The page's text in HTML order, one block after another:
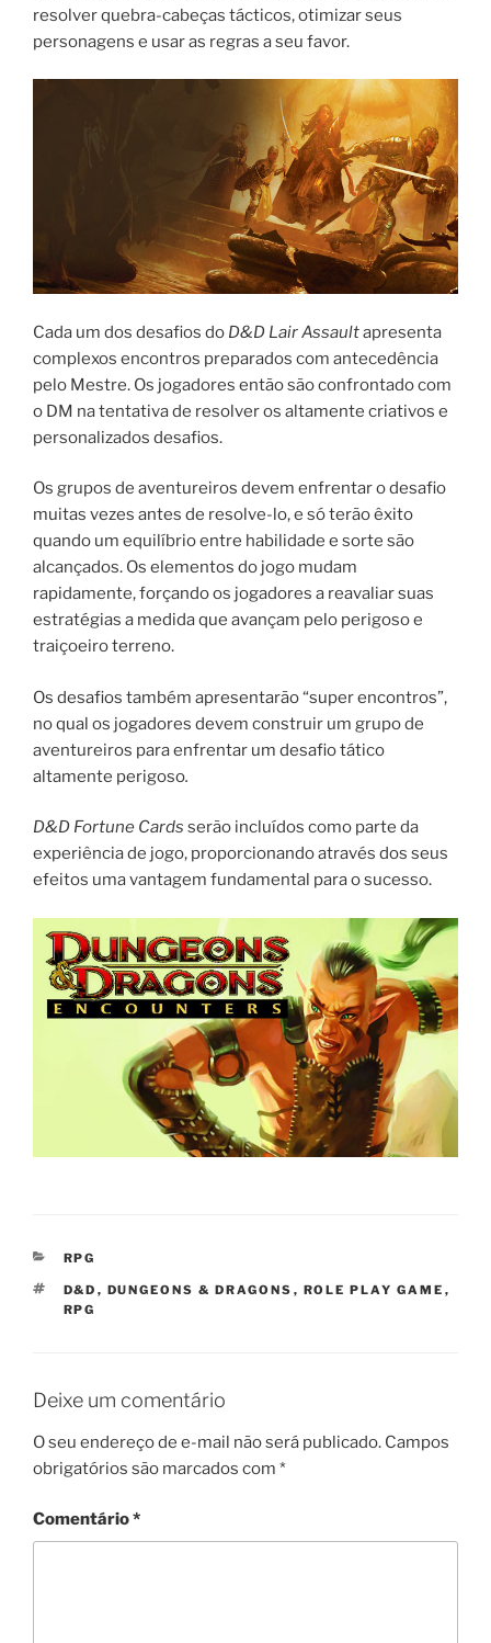
resolver quebra-cabeças tácticos, otimizar seus
personagens e usar as regras a seu favor.
Cada um dos desafios do D&D Lair Assaultapresenta
complexos encontros preparados com antecedência
pelo Mestre. Os jogadores então são confrontado com
o DM na tentativa de resolver os altamente criativos e
personalizados desafios.
Os grupos de aventureiros devem enfrentar o desafio
muitas vezes antes de resolve-lo, e só terão êxito
quando um equilíbrio entre habilidade e sorte são
alcançados. Os elementos do jogo mudam
rapidamente, forçando os jogadores a reavaliar suas
estratégias a medida que avançam pelo perigoso e
traiçoeiro terreno.
Os desafios também apresentarão “super encontros”,
no qual os jogadores devem construir um grupo de
aventureiros para enfrentar um desafio tático
altamente perigoso.
D&D Fortune Cards serão incluídos como parte da
experiência de jogo, proporcionando através dos seus
efeitos uma vantagem fundamental para o sucesso.
CATEGORIAS
RPG
TAGS
D&D , DUNGEONS & DRAGONS , ROLE PLAY GAME ,
RPG
Deixe um comentário
O seu endereço de e-mail não será publicado. Campos
obrigatórios são marcados com *
Comentário*